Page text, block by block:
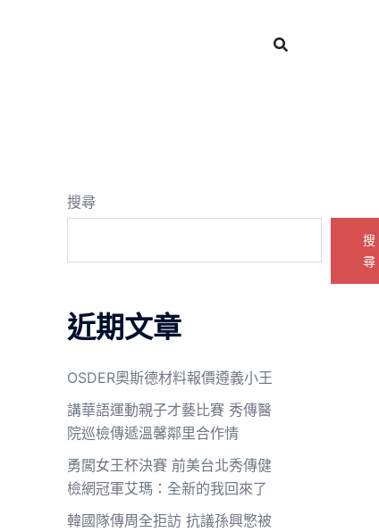
搜尋
搜
尋
近期文章
OSDER奧斯德材料報價遵義小王
講華語運動親子才藝比賽 秀傳醫
院巡檢傳遞溫馨鄰里合作情
勇闖女王杯決賽 前美台北秀傳健
檢網冠軍艾瑪：全新的我回來了
韓國隊傳周全拒訪 抗議孫興慜被